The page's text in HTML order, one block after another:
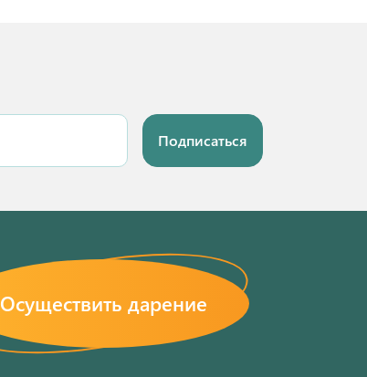
Подписаться
Осуществить дарение